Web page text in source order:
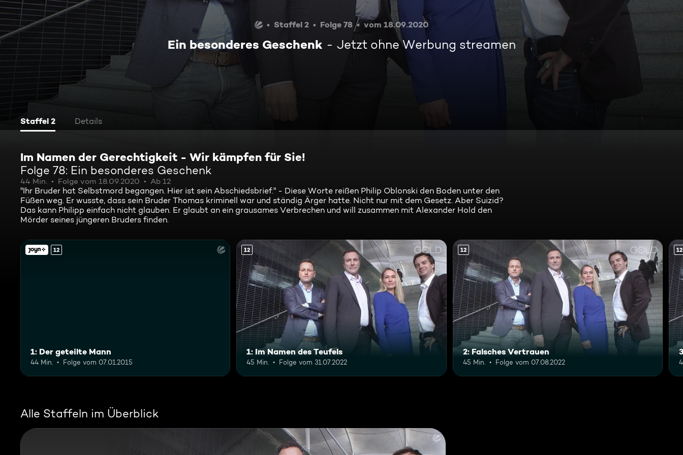
Staffel 2 Folge 78 vom 18.09.2020
Ein besonderes Geschenk Jetzt ohne Werbung streamen
Staffel 2 Details
Im Namen der Gerechtigkeit - Wir kämpfen für Sie!
Folge 78: Ein besonderes Geschenk
44 Min. Folge vom 18.09.2020 Ab 12
"Ihr Bruder hat Selbstmord begangen. Hier ist sein Abschiedsbrief." - Diese Worte reißen Philip Oblonski den Boden unter den
Füßen weg. Er wusste, dass sein Bruder Thomas kriminell war und ständig Ärger hatte. Nicht nur mit dem Gesetz. Aber Suizid?
Das kann Philipp einfach nicht glauben. Er glaubt an ein grausames Verbrechen und will zusammen mit Alexander Hold den
Mörder seines jüngeren Bruders finden.
12
1: Der geteilte Mann
44 Min. Folge vom 07.01.2015
12
1: Im Namen des Teufels
45 Min. Folge vom 31.07.2022
12
2: Falsches Vertrauen
45 Min. Folge vom 07.08.2022
12
Alle Staffeln im Überblick